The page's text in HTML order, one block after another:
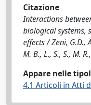
Citazione
Interactions
biological systems,
effects / Zeni, G.D.,
M. B., L., S., S., M.
Appare nelle
4.1 Articoli in Atti